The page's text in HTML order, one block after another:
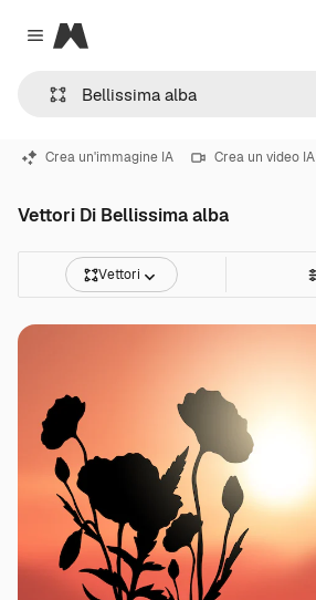
Close menu
Magnific
Crea un'immagine IA Crea un video IA
Vettori Di Bellissima alba
Vettori